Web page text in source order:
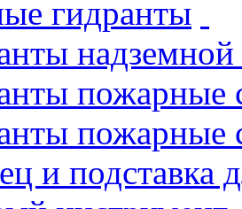
гидранты
пожарные
пожарные
и подставка